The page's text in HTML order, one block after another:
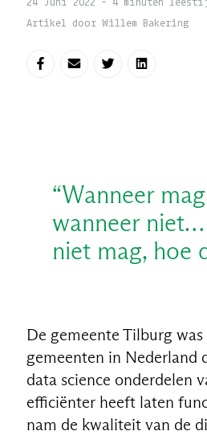
Artikel door Willem Bakering
“Wanneer
wanneer
niet mag, hoe
De gemeente Tilburg was
gemeenten in Nederland
data science onderdelen
efficiënter heeft laten
nam de kwaliteit van de